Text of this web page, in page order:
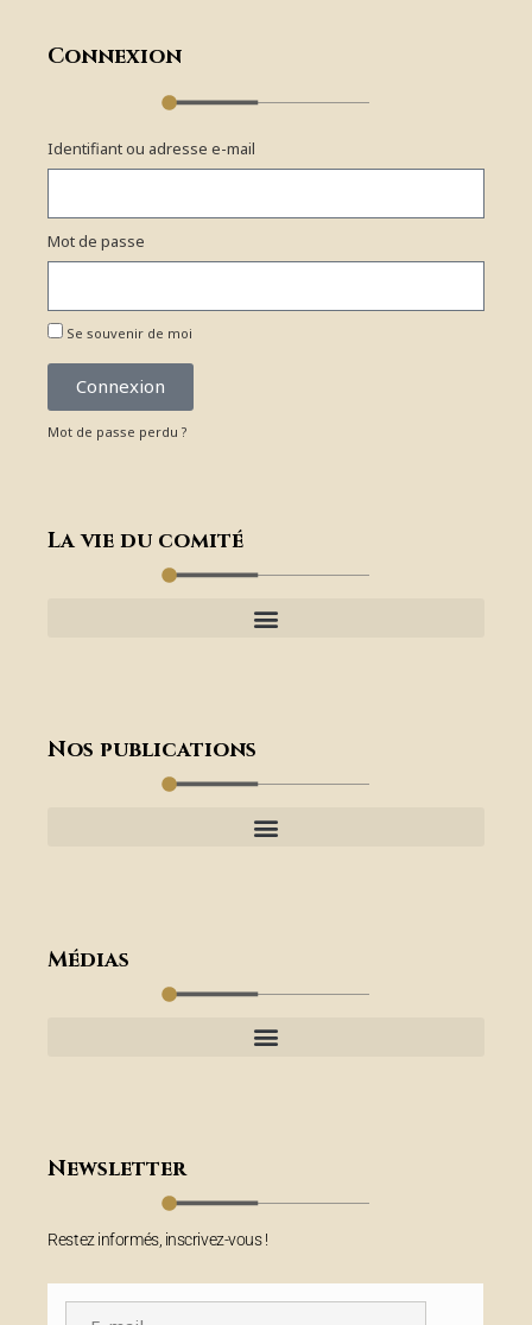
Connexion
Identifiant ou adresse e-mail
Mot de passe
Se souvenir de moi
Connexion
Mot de passe perdu ?
La vie du comité
Nos publications
Médias
Newsletter
Restez informés, inscrivez-vous !